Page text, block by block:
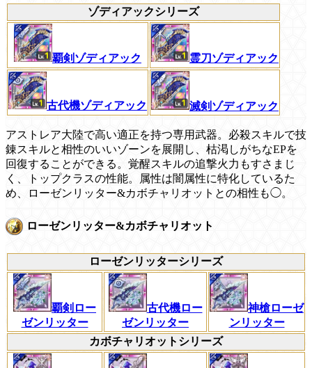
ゾディアックシリーズ
覇剣ゾディアック 霊刀ゾディアック
古代機ゾディアック 滅剣ゾディアック
アストレア大陸で高い適正を持つ専用武器。必殺スキルで技
錬スキルと相性のいいゾーンを展開し、枯渇しがちなEPを
回復することができる。覚醒スキルの追撃火力もすさまじ
く、トップクラスの性能。属性は闇属性に特化しているた
め、ローゼンリッター&カボチャリオットとの相性も◯。
ローゼンリッター&カボチャリオット
ローゼンリッターシリーズ
覇剣ロー
ゼンリッター
古代機ロー
ゼンリッター
神槍ローゼ
ンリッター
カボチャリオットシリーズ